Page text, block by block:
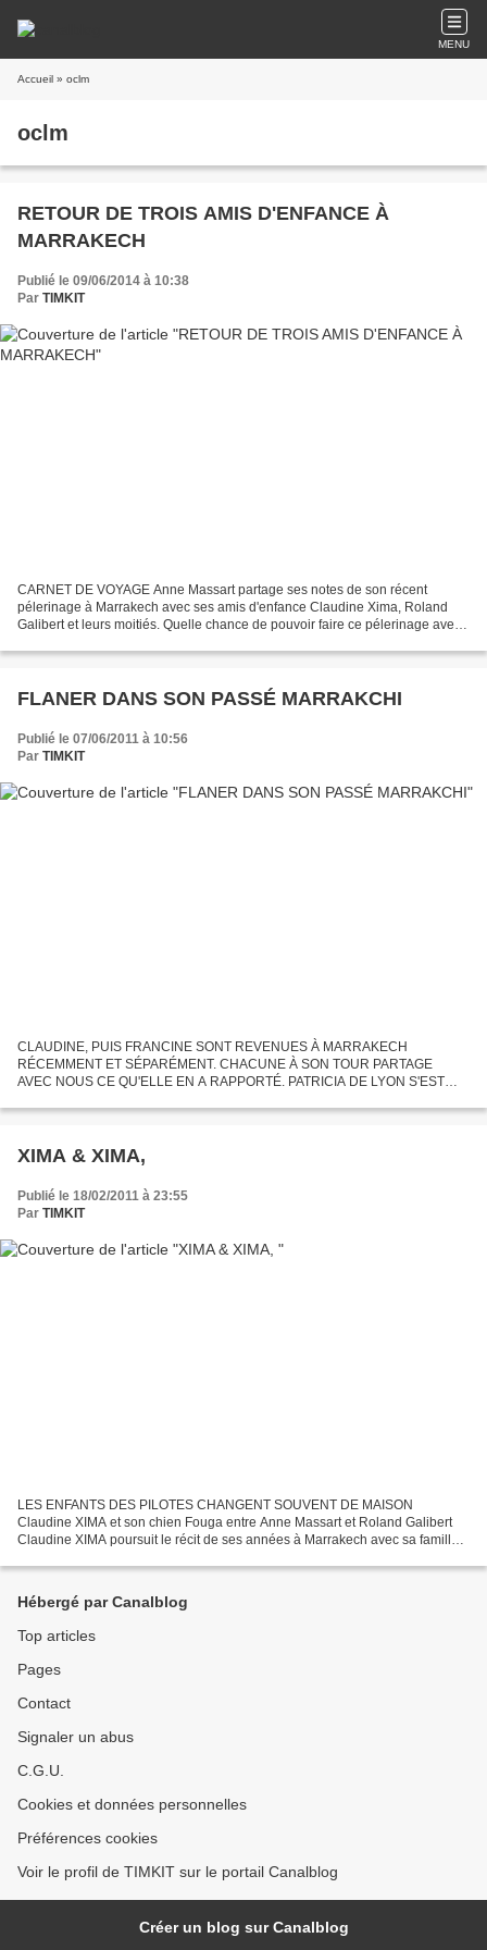
MENU
Accueil » oclm
oclm
RETOUR DE TROIS AMIS D'ENFANCE À
MARRAKECH
Publié le 09/06/2014 à 10:38
Par TIMKIT
CARNET DE VOYAGE Anne Massart partage ses notes de son récent
pélerinage à Marrakech avec ses amis d'enfance Claudine Xima, Roland
Galibert et leurs moitiés. Quelle chance de pouvoir faire ce pélerinage avec
FLANER DANS SON PASSÉ MARRAKCHI
Publié le 07/06/2011 à 10:56
Par TIMKIT
CLAUDINE, PUIS FRANCINE SONT REVENUES À MARRAKECH
RÉCEMMENT ET SÉPARÉMENT. CHACUNE À SON TOUR PARTAGE
AVEC NOUS CE QU'ELLE EN A RAPPORTÉ. PATRICIA DE LYON S'EST
BOU TAZOULT NOUS A FAIT UN EXCELLENT...
XIMA & XIMA,
Publié le 18/02/2011 à 23:55
Par TIMKIT
LES ENFANTS DES PILOTES CHANGENT SOUVENT DE MAISON
Claudine XIMA et son chien Fouga entre Anne Massart et Roland Galibert
Claudine XIMA poursuit le récit de ses années à Marrakech avec sa famille
Hébergé par Canalblog
Top articles
Pages
Contact
Signaler un abus
C.G.U.
Cookies et données personnelles
Préférences cookies
Voir le profil de TIMKIT sur le portail Canalblog
Créer un blog sur Canalblog